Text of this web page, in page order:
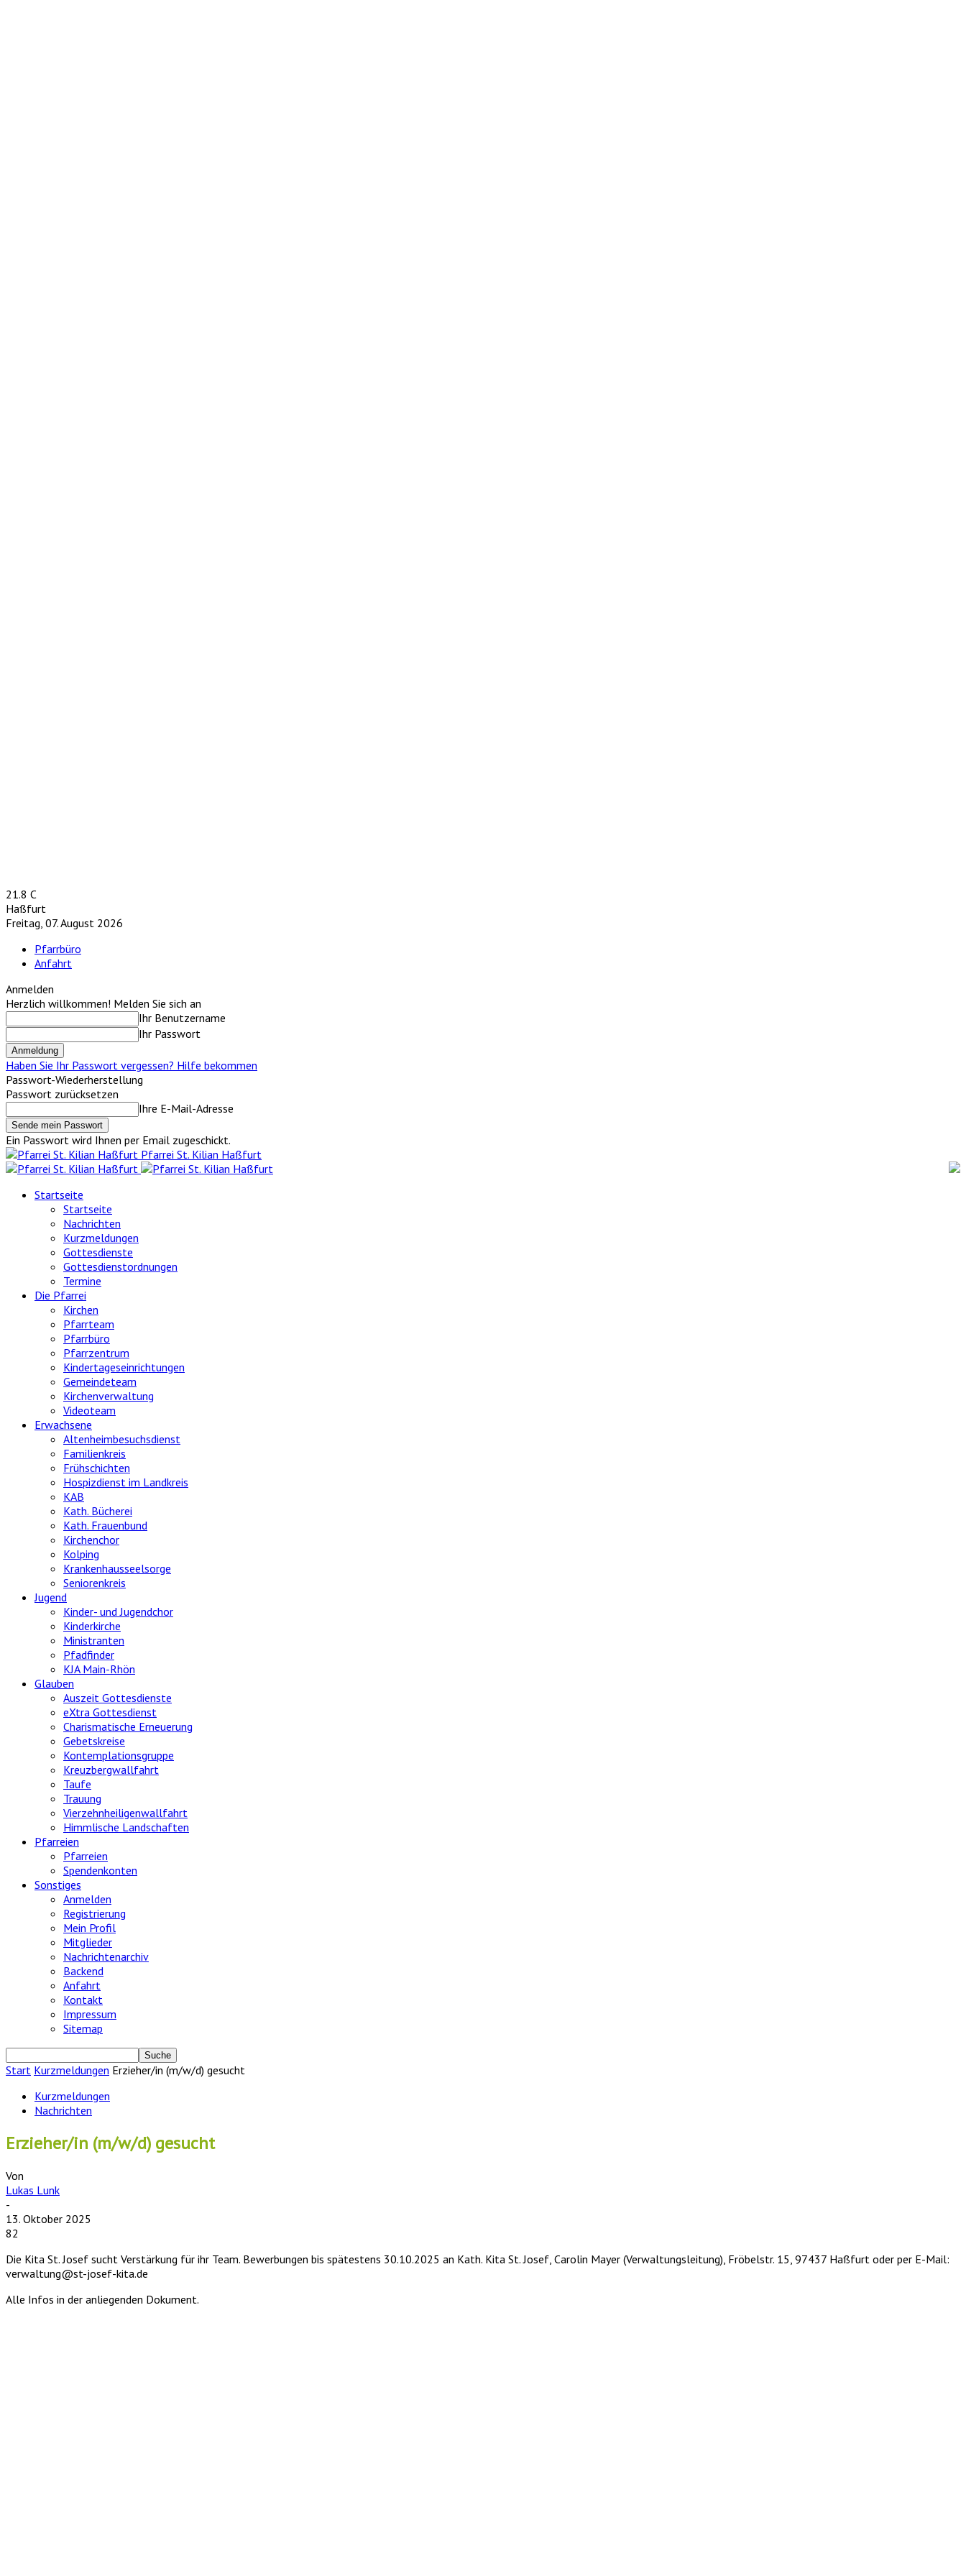
21.8 C
Haßfurt
Freitag, 07. August 2026
Pfarrbüro
Anfahrt
Anmelden
Herzlich willkommen! Melden Sie sich an
Ihr Benutzername
Ihr Passwort
Haben Sie Ihr Passwort vergessen? Hilfe bekommen
Passwort-Wiederherstellung
Passwort zurücksetzen
Ihre E-Mail-Adresse
Ein Passwort wird Ihnen per Email zugeschickt.
Pfarrei St. Kilian Haßfurt
Startseite
Startseite
Nachrichten
Kurzmeldungen
Gottesdienste
Gottesdienstordnungen
Termine
Die Pfarrei
Kirchen
Pfarrteam
Pfarrbüro
Pfarrzentrum
Kindertageseinrichtungen
Gemeindeteam
Kirchenverwaltung
Videoteam
Erwachsene
Altenheimbesuchsdienst
Familienkreis
Frühschichten
Hospizdienst im Landkreis
KAB
Kath. Bücherei
Kath. Frauenbund
Kirchenchor
Kolping
Krankenhausseelsorge
Seniorenkreis
Jugend
Kinder- und Jugendchor
Kinderkirche
Ministranten
Pfadfinder
KJA Main-Rhön
Glauben
Auszeit Gottesdienste
eXtra Gottesdienst
Charismatische Erneuerung
Gebetskreise
Kontemplationsgruppe
Kreuzbergwallfahrt
Taufe
Trauung
Vierzehnheiligenwallfahrt
Himmlische Landschaften
Pfarreien
Pfarreien
Spendenkonten
Sonstiges
Anmelden
Registrierung
Mein Profil
Mitglieder
Nachrichtenarchiv
Backend
Anfahrt
Kontakt
Impressum
Sitemap
Start Kurzmeldungen Erzieher/in (m/w/d) gesucht
Kurzmeldungen
Nachrichten
Erzieher/in (m/w/d) gesucht
Von
Lukas Lunk
-
13. Oktober 2025
82
Die Kita St. Josef sucht Verstärkung für ihr Team. Bewerbungen bis spätestens 30.10.2025 an Kath. Kita St. Josef, Carolin Mayer (Verwaltungsleitung), Fröbelstr. 15, 97437 Haßfurt oder per E-Mail:
verwaltung@st-josef-kita.de
Alle Infos in der anliegenden Dokument.